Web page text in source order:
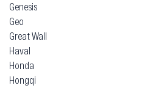
Genesis
Geo
Great Wall
Haval
Honda
Hongqi